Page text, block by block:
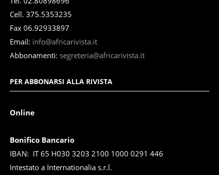
Cell. 375.5353235
Fax 06.92933897
Email: info@africarivista.it
Abbonamenti: segreteria@africarivista.it
PER ABBONARSI ALLA RIVISTA
Online
Bonifico Bancario
IBAN: IT 65 H030 3203 2100 1000 0291 446
Intestato a Internationalia s.r.l.